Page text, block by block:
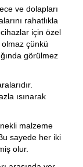
ve dolapları
rahatlıkla
için özel
çünkü
görülmez
ısınarak
malzeme
sayede her iki
olur.